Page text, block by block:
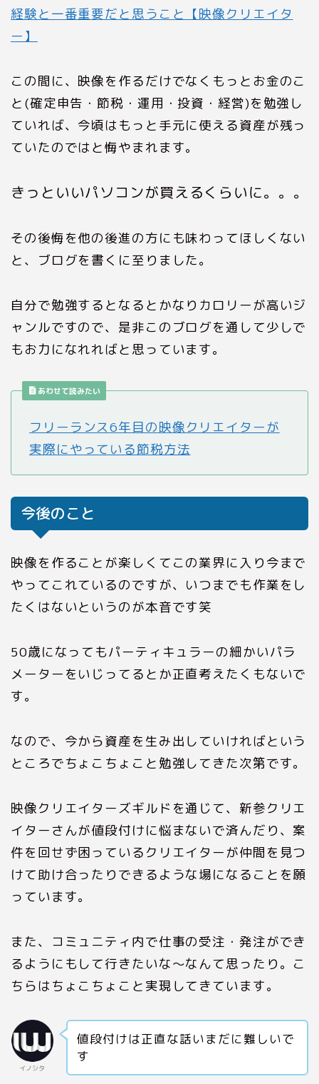
経験と一番重要だと思うこと【映像クリエイタ
ー】
この間に、映像を作るだけでなくもっとお金のこ
と(確定申告・節税・運用・投資・経営)を勉強し
ていれば、今頃はもっと手元に使える資産が残っ
ていたのではと悔やまれます。
きっといいパソコンが買えるくらいに。。。
その後悔を他の後進の方にも味わってほしくない
と、ブログを書くに至りました。
自分で勉強するとなるとかなりカロリーが高いジ
ャンルですので、是非このブログを通して少しで
もお力になれればと思っています。
あわせて読みたい
フリーランス6年目の映像クリエイターが
実際にやっている節税方法
今後のこと
映像を作ることが楽しくてこの業界に入り今まで
やってこれているのですが、いつまでも作業をし
たくはないというのが本音です笑
50歳になってもパーティキュラーの細かいパラ
メーターをいじってるとか正直考えたくもないで
す。
なので、今から資産を生み出していければという
ところでちょこちょこと勉強してきた次第です。
映像クリエイターズギルドを通じて、新参クリエ
イターさんが値段付けに悩まないで済んだり、案
件を回せず困っているクリエイターが仲間を見つ
けて助け合ったりできるような場になることを願
っています。
また、コミュニティ内で仕事の受注・発注ができ
るようにもして行きたいな〜なんて思ったり。こ
ちらはちょこちょこと実現してきています。
イノシタ
値段付けは正直な話いまだに難しいで
す